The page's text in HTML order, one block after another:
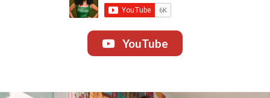
YouTube